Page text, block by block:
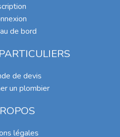
de bord
de devis
un plombier
légales